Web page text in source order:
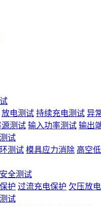
放电测试 持续充电测试 异
源测试 输入功率测试 输出
试
测试 模具应力消除 高空
全测试
护 过流充电保护 欠压放
试